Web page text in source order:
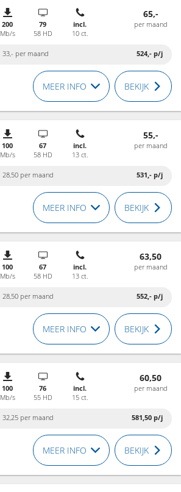
200
Mb/s
79
58 HD
incl.
10 ct.
65,-
per maand
33,- per maand 524,- p/j
MEER INFO BEKIJK
100
Mb/s
67
58 HD
incl.
13 ct.
55,-
per maand
28,50 per maand 531,- p/j
MEER INFO BEKIJK
100
Mb/s
67
58 HD
incl.
13 ct.
63,50
per maand
28,50 per maand 552,- p/j
MEER INFO BEKIJK
100
Mb/s
76
55 HD
incl.
15 ct.
60,50
per maand
32,25 per maand 581,50 p/j
MEER INFO BEKIJK